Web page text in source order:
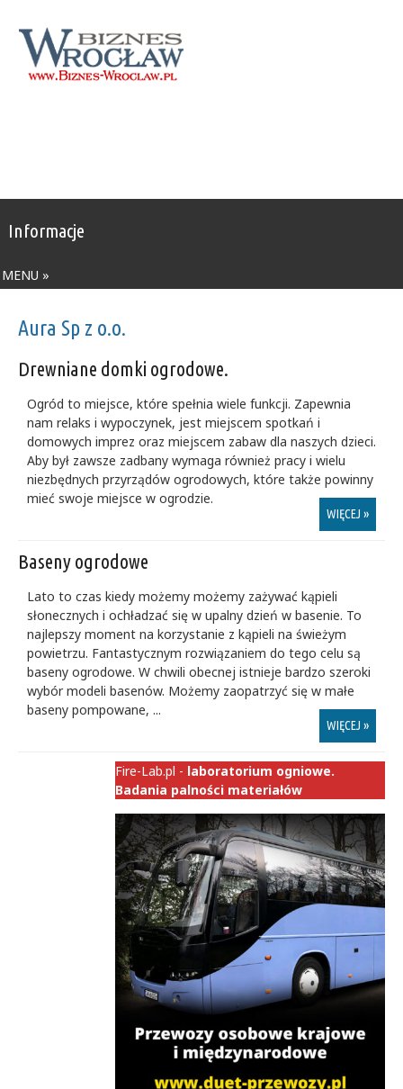
Informacje
MENU »
Aura Sp z o.o.
Drewniane domki ogrodowe.
Ogród to miejsce, które spełnia wiele funkcji. Zapewnia
nam relaks i wypoczynek, jest miejscem spotkań i
domowych imprez oraz miejscem zabaw dla naszych dzieci.
Aby był zawsze zadbany wymaga również pracy i wielu
niezbędnych przyrządów ogrodowych, które także powinny
mieć swoje miejsce w ogrodzie.
WIĘCEJ »
Baseny ogrodowe
Lato to czas kiedy możemy możemy zażywać kąpieli
słonecznych i ochładzać się w upalny dzień w basenie. To
najlepszy moment na korzystanie z kąpieli na świeżym
powietrzu. Fantastycznym rozwiązaniem do tego celu są
baseny ogrodowe. W chwili obecnej istnieje bardzo szeroki
wybór modeli basenów. Możemy zaopatrzyć się w małe
baseny pompowane, ...
WIĘCEJ »
Fire-Lab.pl - laboratorium ogniowe.
Badania palności materiałów